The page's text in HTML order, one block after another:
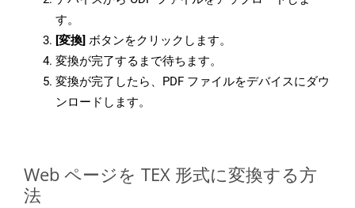
す。
[変換] ボタンをクリックします。
変換が完了するまで待ちます。
変換が完了したら、PDF ファイルをデバイスにダウ
ンロードします。
Web ページを TEX 形式に変換する方
法